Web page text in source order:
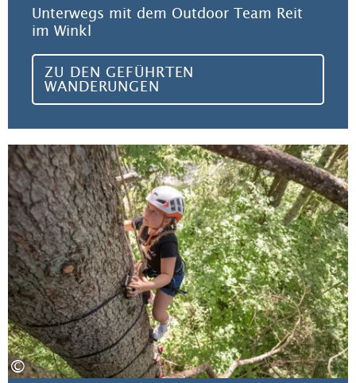
Unterwegs mit dem Outdoor Team Reit
im Winkl
ZU DEN GEFÜHRTEN
WANDERUNGEN
©